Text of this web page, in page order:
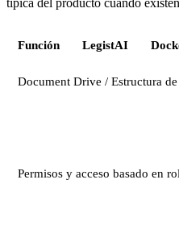
típica del producto cuando
Función LegistAI
Document Drive / Estructura de
Permisos y acceso basado en